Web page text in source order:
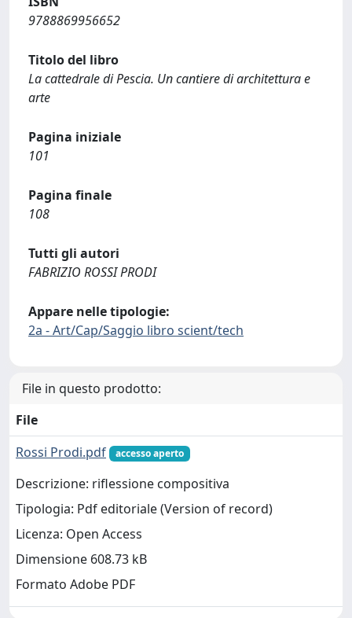
9788869956652
Titolo del libro
La cattedrale di Pescia. Un cantiere di architettura e
arte
Pagina iniziale
101
Pagina finale
108
Tutti gli autori
FABRIZIO ROSSI PRODI
Appare nelle tipologie:
2a - Art/Cap/Saggio libro scient/tech
File in questo prodotto:
File
Rossi Prodi.pdf
accesso aperto
Descrizione: riflessione compositiva
Tipologia: Pdf editoriale (Version of record)
Licenza: Open Access
Dimensione 608.73 kB
Formato Adobe PDF